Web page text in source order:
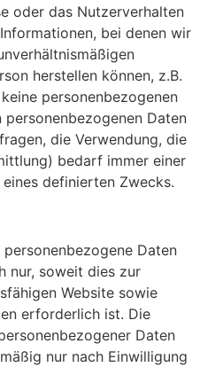
oder das Nutzerverhalten
bei denen wir
herstellen können, z.B.
personenbezogenen
Daten
die Verwendung, die
bedarf immer einer
definierten Zwecks.
Daten
nur, soweit dies zur
Website sowie
erforderlich ist. Die
Daten
nur nach Einwilligung